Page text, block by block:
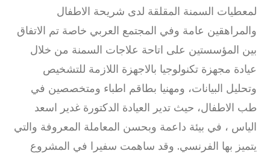
لمعطيات السمنة المقلقة لدى شريحة الاطفال
والمراهقين عامة وفي المجتمع العربي خاصة تم الاتفاق
بين المؤسستين على اتاحة علاجات السمنة من خلال
عيادة مجهزة تكنولوجيا بالاجهزة اللازمة للتشخيص
وتحليل البيانات، ومهنيا بطاقم اطباء ومتخصصين في
طب الاطفال، حيث تدير العيادة الدكتورة غدير اسعد
الياس ، في بيئة داعمة وبحسن المعاملة المعروفة والتي
يتميز بها الفرنسي. وقد ساهمت سفيرا في المشروع